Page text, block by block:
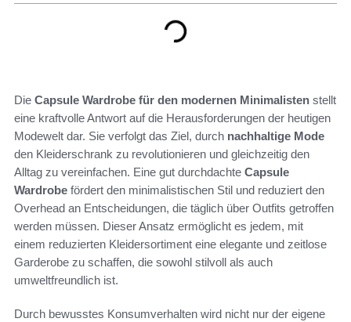
Die Capsule Wardrobe für den modernen Minimalisten stellt
eine kraftvolle Antwort auf die Herausforderungen der heutigen
Modewelt dar. Sie verfolgt das Ziel, durch nachhaltige Mode
den Kleiderschrank zu revolutionieren und gleichzeitig den
Alltag zu vereinfachen. Eine gut durchdachte Capsule
Wardrobe fördert den minimalistischen Stil und reduziert den
Overhead an Entscheidungen, die täglich über Outfits getroffen
werden müssen. Dieser Ansatz ermöglicht es jedem, mit
einem reduzierten Kleidersortiment eine elegante und zeitlose
Garderobe zu schaffen, die sowohl stilvoll als auch
umweltfreundlich ist.
Durch bewusstes Konsumverhalten wird nicht nur der eigene